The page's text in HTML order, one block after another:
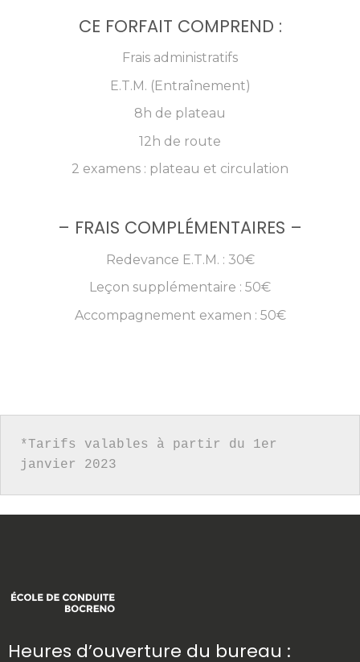
CE FORFAIT COMPREND :
Frais administratifs
E.T.M. (Entraînement)
8h de plateau
12h de route
2 examens : plateau et circulation
– FRAIS COMPLÉMENTAIRES –
Redevance E.T.M. : 30€
Leçon supplémentaire : 50€
Accompagnement examen : 50€
*Tarifs valables à partir du 1er
janvier 2023
Heures d’ouverture du bureau :